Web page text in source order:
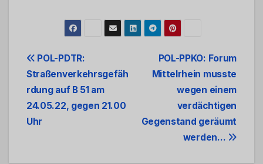
Beitrags-
Navigation
POL-PPKO: Forum
Mittelrhein musste
wegen einem
verdächtigen
Gegenstand geräumt
werden…
POL-PDTR:
Straßenverkehrsgefäh
rdung auf B 51 am
24.05.22, gegen 21.00
Uhr